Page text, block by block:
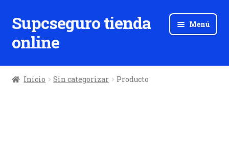
Ir
a
la
Ir
al
contenido
Supcseguro tienda
online
Menú
Inicio Sin categorizar Producto